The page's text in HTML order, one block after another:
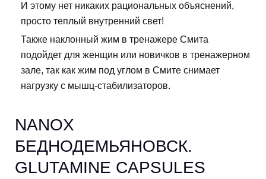
И этому нет никаких рациональных объяснений,
просто теплый внутренний свет!
Также наклонный жим в тренажере Смита
подойдет для женщин или новичков в тренажерном
зале, так как жим под углом в Смите снимает
нагрузку с мышц-стабилизаторов.
NANOX
БЕДНОДЕМЬЯНОВСК.
GLUTAMINE CAPSULES